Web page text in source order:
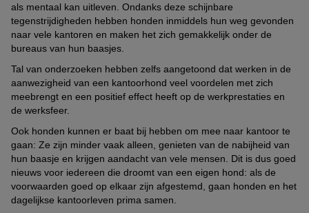
als mentaal kan uitleven. Ondanks deze schijnbare
tegenstrijdigheden hebben honden inmiddels hun weg gevonden
naar vele kantoren en maken het zich gemakkelijk onder de
bureaus van hun baasjes.
Tal van onderzoeken hebben zelfs aangetoond dat werken in de
aanwezigheid van een kantoorhond veel voordelen met zich
meebrengt en een positief effect heeft op de werkprestaties en
de werksfeer.
Ook honden kunnen er baat bij hebben om mee naar kantoor te
gaan: Ze zijn minder vaak alleen, genieten van de nabijheid van
hun baasje en krijgen aandacht van vele mensen. Dit is dus goed
nieuws voor iedereen die droomt van een eigen hond: als de
voorwaarden goed op elkaar zijn afgestemd, gaan honden en het
dagelijkse kantoorleven prima samen.